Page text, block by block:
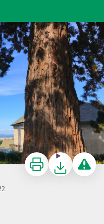
Aubrac Lozérien
ImprimerTéléchargerSignaler